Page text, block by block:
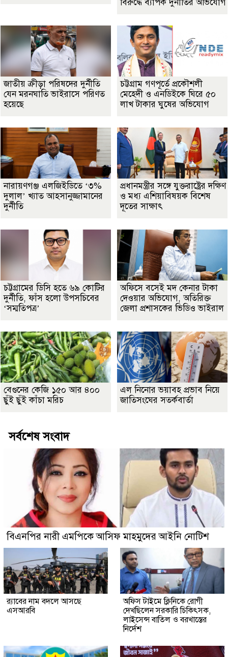
বিরুদ্ধে ব্যাপক দুর্নীতির অভিযোগ
জাতীয় ক্রীড়া পরিষদের দুর্নীতি
যেন মরনঘাতি ভাইরাসে পরিণত
হয়েছে
চট্টগ্রাম গণপূর্তে প্রকৌশলী
মেহেদী ও এনডিইকে ঘিরে ৫০
লাখ টাকার ঘুষের অভিযোগ
নারায়ণগঞ্জ এলজিইডিতে ‘৩%
দুলাল’ খ্যাত আহসানুজ্জামানের
দুর্নীতি
প্রধানমন্ত্রীর সঙ্গে যুক্তরাষ্ট্রের দক্ষিণ
ও মধ্য এশিয়াবিষয়ক বিশেষ
দূতের সাক্ষাৎ
চট্টগ্রামের ডিসি হতে ৬৯ কোটির
দুর্নীতি, ফাঁস হলো উপসচিবের
‘সম্মতিপত্র’
অফিসে বসেই মদ কেনার টাকা
দেওয়ার অভিযোগ, অতিরিক্ত
জেলা প্রশাসকের ভিডিও ভাইরাল
বেগুনের কেজি ১৫০ আর ৪০০
ছুঁই ছুঁই কাঁচা মরিচ
এল নিনোর ভয়াবহ প্রভাব নিয়ে
জাতিসংঘের সতর্কবার্তা
সর্বশেষ সংবাদ
বিএনপির নারী এমপিকে আসিফ মাহমুদের আইনি নোটিশ
র‍্যাবের নাম বদলে আসছে
এসআরবি
অফিস টাইমে ক্লিনিকে রোগী
দেখছিলেন সরকারি চিকিৎসক,
লাইসেন্স বাতিল ও বরখাস্তের
নির্দেশ